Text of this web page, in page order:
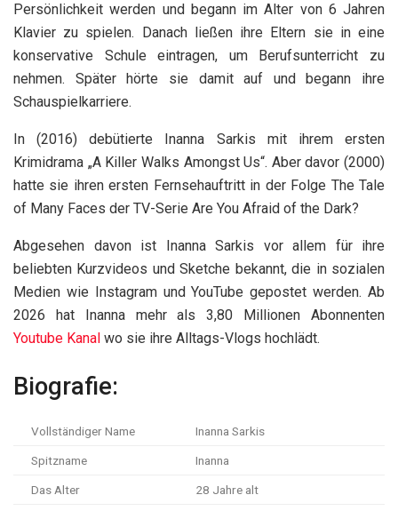
Persönlichkeit werden und begann im Alter von 6 Jahren
Klavier zu spielen. Danach ließen ihre Eltern sie in eine
konservative Schule eintragen, um Berufsunterricht zu
nehmen. Später hörte sie damit auf und begann ihre
Schauspielkarriere.
In (2016) debütierte Inanna Sarkis mit ihrem ersten
Krimidrama „A Killer Walks Amongst Us“. Aber davor (2000)
hatte sie ihren ersten Fernsehauftritt in der Folge The Tale
of Many Faces der TV-Serie Are You Afraid of the Dark?
Abgesehen davon ist Inanna Sarkis vor allem für ihre
beliebten Kurzvideos und Sketche bekannt, die in sozialen
Medien wie Instagram und YouTube gepostet werden. Ab
2026 hat Inanna mehr als 3,80 Millionen Abonnenten
Youtube Kanal wo sie ihre Alltags-Vlogs hochlädt.
Biografie:
Vollständiger Name Inanna Sarkis
Spitzname Inanna
Das Alter 28 Jahre alt